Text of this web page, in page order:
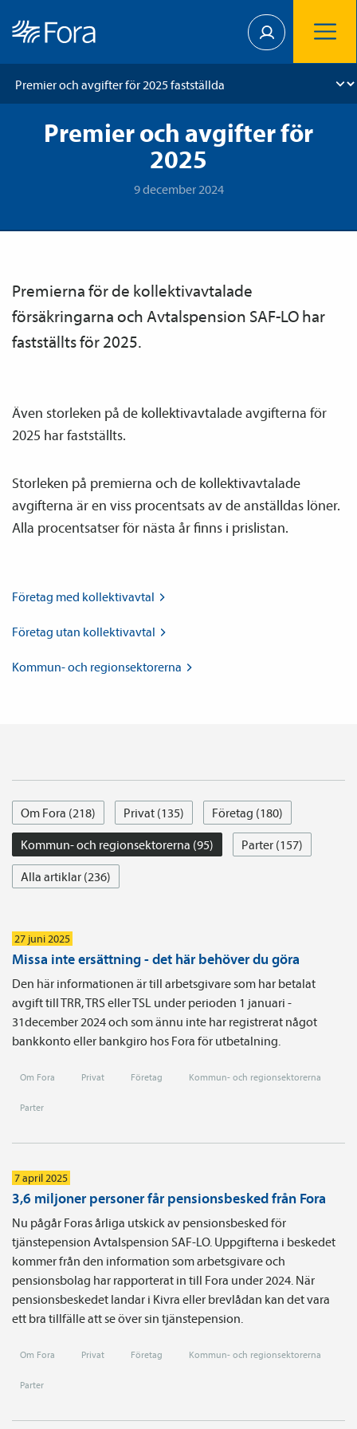
Premier och avgifter för
2025
9 december 2024
Premierna för de kollektiv­avtalade
försäkringarna och Avtals­pension SAF-LO har
fastställts för 2025.
Även storleken på de kollektiv­avtalade avgifterna för
2025 har fastställts.
Storleken på premierna och de kollektiv­avtalade
avgifterna är en viss procentsats av de anställdas löner.
Alla procentsatser för nästa år finns i prislistan.
Företag med kollektiv­avtal
Företag utan kollektiv­avtal
Kommun- och regionsektorerna
Om Fora (218) Privat (135)
Företag (180)
Kommun- och regionsektorerna (95)
Parter (157)
Alla artiklar (236)
27 juni 2025
Missa inte ersättning - det här behöver du göra
Den här informationen är till arbetsgivare som har betalat
avgift till TRR, TRS eller TSL under perioden 1 januari -
31december 2024 och som ännu inte har registrerat något
bankkonto eller bankgiro hos Fora för utbetalning.
Om Fora Privat Företag Kommun- och regionsektorerna
Parter
7 april 2025
3,6 miljoner personer får pensionsbesked från Fora
Nu pågår Foras årliga utskick av pensionsbesked för
tjänstepension Avtalspension SAF-LO. Uppgifterna i beskedet
kommer från den information som arbetsgivare och
pensionsbolag har rapporterat in till Fora under 2024. När
pensionsbeskedet landar i Kivra eller brevlådan kan det vara
ett bra tillfälle att se över sin tjänstepension.
Om Fora Privat Företag Kommun- och regionsektorerna
Parter